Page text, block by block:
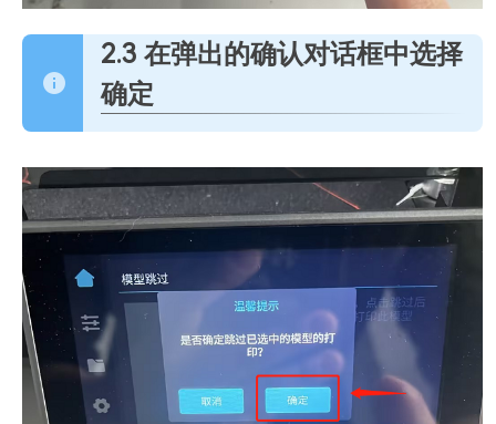
2.3 在弹出的确认对话框中选择
确定